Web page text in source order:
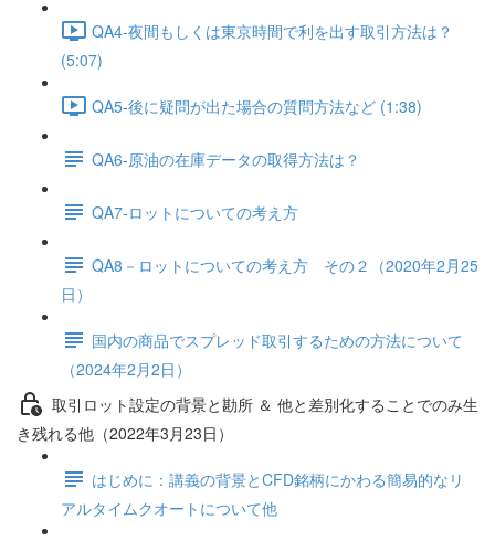
QA4-夜間もしくは東京時間で利を出す取引方法は？
(5:07)
QA5-後に疑問が出た場合の質問方法など (1:38)
QA6-原油の在庫データの取得方法は？
QA7-ロットについての考え方
QA8－ロットについての考え方 その２（2020年2月25
日）
国内の商品でスプレッド取引するための方法について
（2024年2月2日）
取引ロット設定の背景と勘所 ＆ 他と差別化することでのみ生
き残れる他（2022年3月23日）
はじめに：講義の背景とCFD銘柄にかわる簡易的なリ
アルタイムクオートについて他